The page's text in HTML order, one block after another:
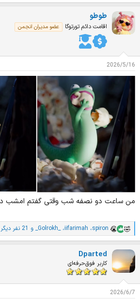
ی
ا
ز
:
طوطو
اقامت دائم تورتوگا عضو مدیران انجمن
2026/5/16
من ساعت دو نصفه شب وقتی گفتم امشب
م
ت
ا
ز
ت
:
spiron، iifarimah،_Golrokh_ و 21 نفر دیگر
Dparted
کاربر فوق‌حرفه‌ای
2026/6/7